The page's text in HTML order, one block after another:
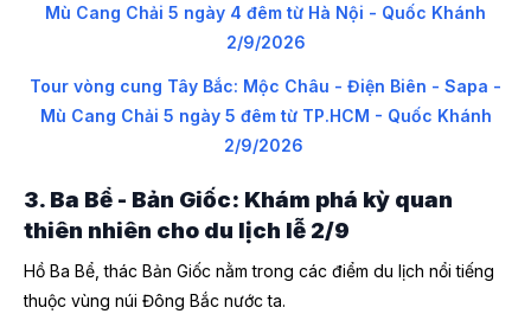
Mù Cang Chải 5 ngày 4 đêm từ Hà Nội - Quốc Khánh
2/9/2026
Tour vòng cung Tây Bắc: Mộc Châu - Điện Biên - Sapa -
Mù Cang Chải 5 ngày 5 đêm từ TP.HCM - Quốc Khánh
2/9/2026
3. Ba Bể - Bản Giốc: Khám phá kỳ quan
thiên nhiên cho du lịch lễ 2/9
Hồ Ba Bể, thác Bản Giốc nằm trong các điểm du lịch nổi tiếng
thuộc vùng núi Đông Bắc nước ta.